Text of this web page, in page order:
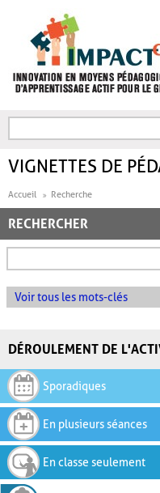
FORMULAIRE DE
VIGNETTES DE
Accueil Recherche
RECHERCHER
Voir tous les mots-clés
DÉROULEMENT DE
Sporadiques
En plusieurs séances
En classe seulement